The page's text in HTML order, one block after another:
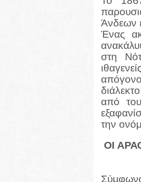
Άνδεων
Ένας
στη
από
την
ΟΙ